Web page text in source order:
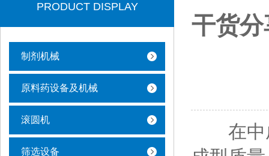
PRODUCT DISPLAY
制剂机械
原料药设备及机械
滚圆机
筛选设备
干货
在中成